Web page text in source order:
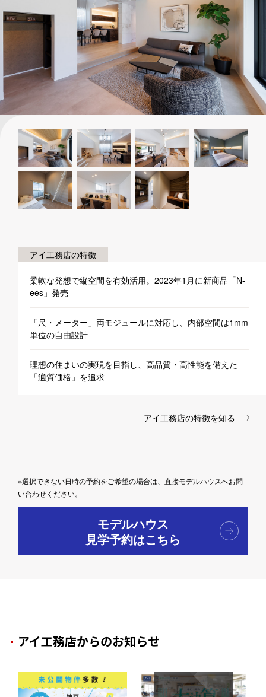
アイ工務店の特徴
柔軟な発想で縦空間を有効活用。2023年1月に新商品「N-
ees」発売
「尺・メーター」両モジュールに対応し、内部空間は1mm
単位の自由設計
理想の住まいの実現を目指し、高品質・高性能を備えた
「適質価格」を追求
アイ工務店の特徴を知る
※選択できない日時の予約をご希望の場合は、直接モデルハウスへお問
い合わせください。
モデルハウス
見学予約はこちら
アイ工務店からのお知らせ